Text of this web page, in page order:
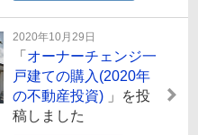
2020年10月29日
「 オーナーチェンジ一
戸建ての購入(2020年
の不動産投資) 」を投
稿しました